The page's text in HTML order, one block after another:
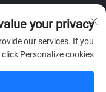
your privacy
our services. If you
Personalize cookies.